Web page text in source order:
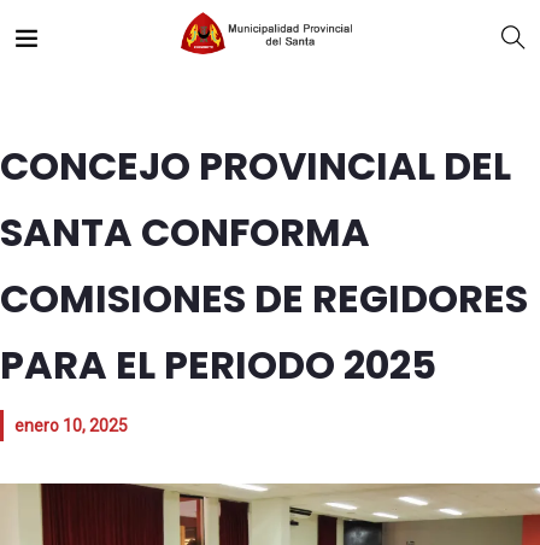
CONCEJO PROVINCIAL DEL
SANTA CONFORMA
COMISIONES DE REGIDORES
PARA EL PERIODO 2025
enero 10, 2025